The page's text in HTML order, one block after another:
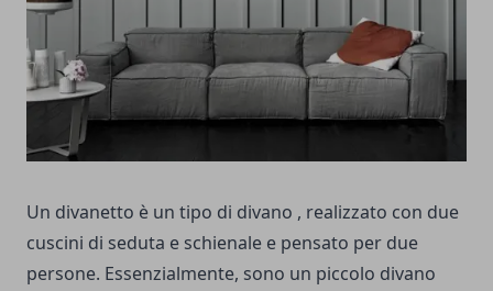
Un divanetto è un tipo di divano , realizzato con due
cuscini di seduta e schienale e pensato per due
persone. Essenzialmente, sono un piccolo divano